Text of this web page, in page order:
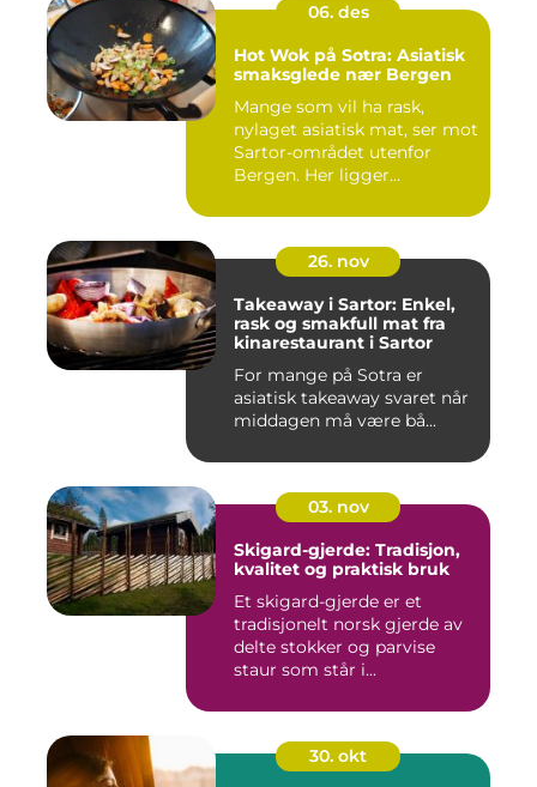
06. des
Hot Wok på Sotra: Asiatisk
smaksglede nær Bergen
Mange som vil ha rask,
nylaget asiatisk mat, ser mot
Sartor-området utenfor
Bergen. Her ligger...
26. nov
Takeaway i Sartor: Enkel,
rask og smakfull mat fra
kinarestaurant i Sartor
For mange på Sotra er
asiatisk takeaway svaret når
middagen må være bå...
03. nov
Skigard-gjerde: Tradisjon,
kvalitet og praktisk bruk
Et skigard-gjerde er et
tradisjonelt norsk gjerde av
delte stokker og parvise
staur som står i...
30. okt